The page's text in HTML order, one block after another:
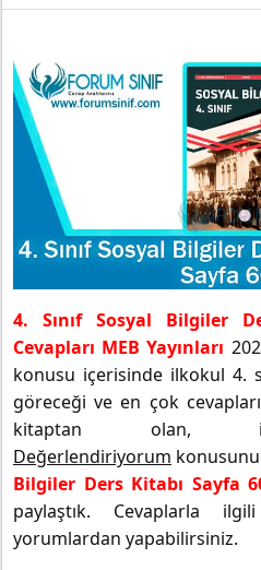
4. Sınıf Sosyal Bilgiler
Cevapları MEB Yayınları
konusu içerisinde ilkokul 4.
göreceği ve en çok
kitaptan olan,
Değerlendiriyorum
Bilgiler Ders Kitabı Sayfa
paylaştık. Cevaplarla
yorumlardan yapabilirsiniz.